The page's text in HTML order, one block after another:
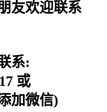
友欢迎联系
系:
或
加微信)